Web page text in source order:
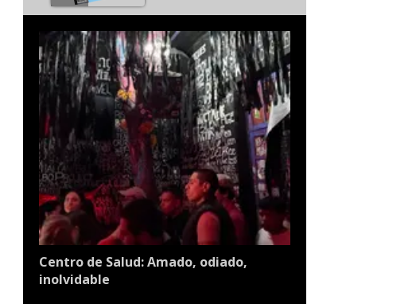
Centro de Salud: Amado, odiado,
inolvidable